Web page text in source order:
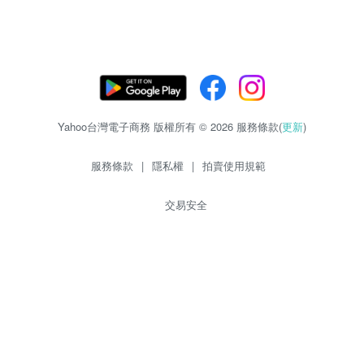
Yahoo台灣電子商務 版權所有 © 2026 服務條款(更新)
服務條款 | 隱私權 | 拍賣使用規範
交易安全